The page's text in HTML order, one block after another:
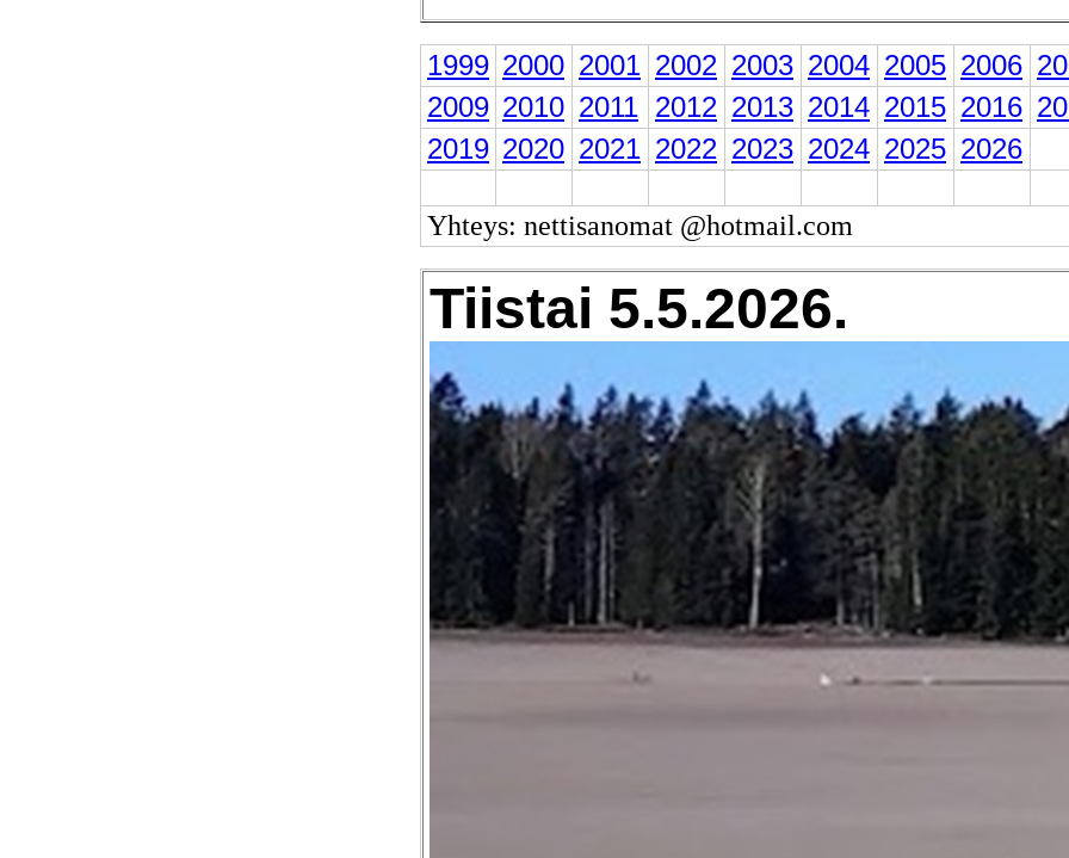
1999 2000 2001 2002 2003 2004 2005 2006
2009 2010 2011 2012 2013 2014 2015 2016
2019 2020 2021 2022 2023 2024 2025 2026
Yhteys: nettisanomat @hotmail.com
Tiistai 5.5.2026.